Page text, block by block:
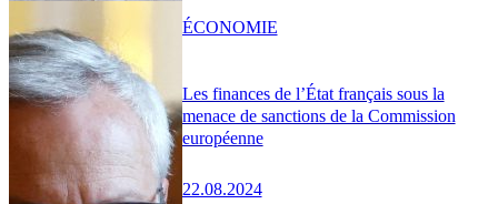
Les finances de l’État français sous la
menace de sanctions de la Commission
européenne
22.08.2024
ÉCONOMIE